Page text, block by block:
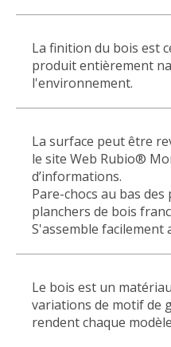
La finition du bois est
produit entièrement
l'environnement.
La surface peut être
le site Web Rubio®
d’informations.
Pare-chocs au bas
planchers de bois
S'assemble facilement
Le bois est un
variations de motif de
rendent chaque